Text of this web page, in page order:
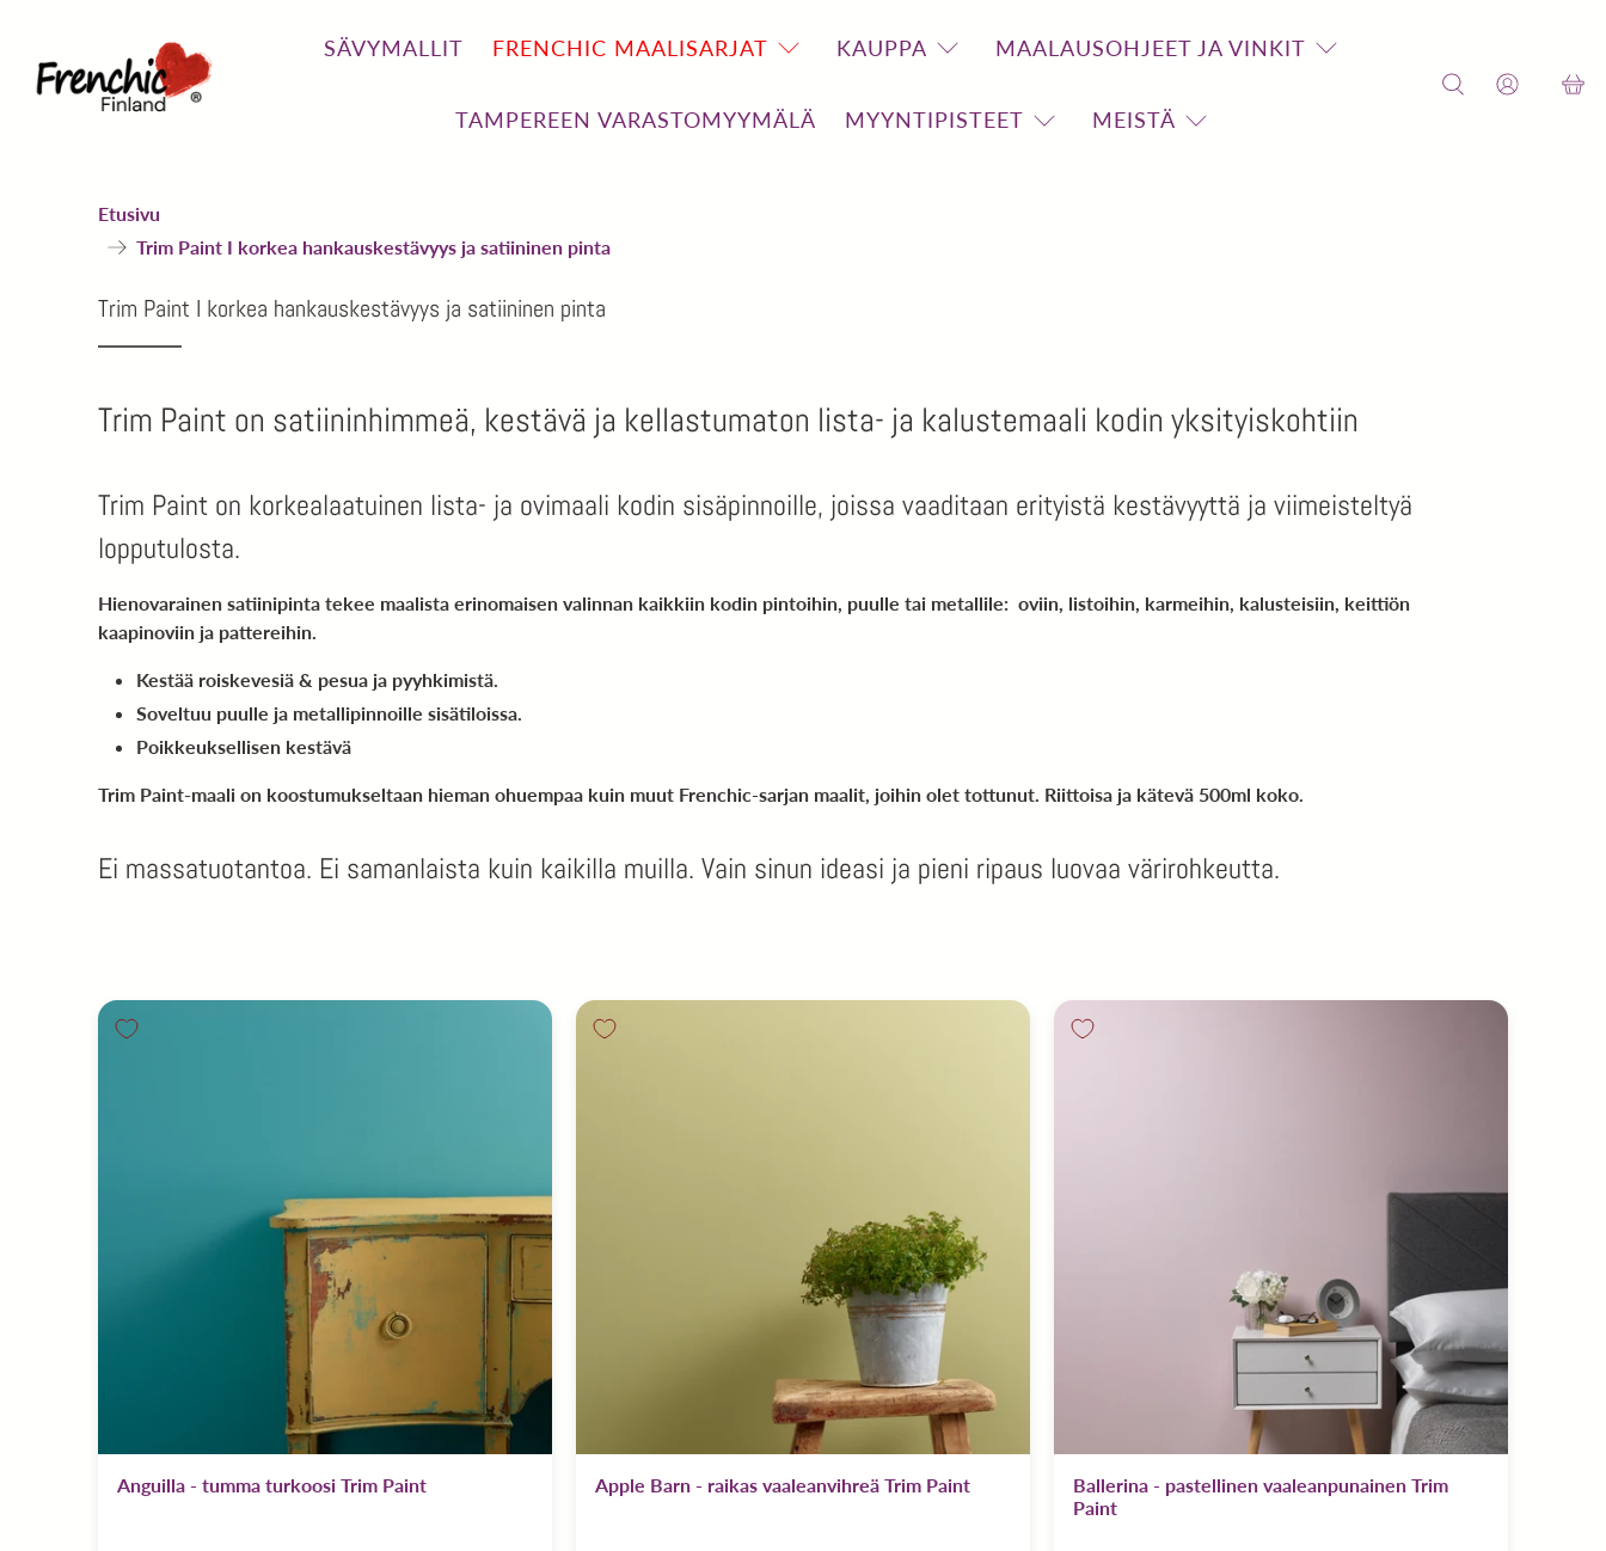
SÄVYMALLIT FRENCHIC MAALISARJAT KAUPPA MAALAUSOHJEET JA VINKIT
TAMPEREEN VARASTOMYYMÄLÄ MYYNTIPISTEET MEISTÄ
Etusivu
Trim Paint I korkea hankauskestävyys ja satiininen pinta
Trim Paint I korkea hankauskestävyys ja satiininen pinta
Trim Paint on satiininhimmeä, kestävä ja kellastumaton lista- ja kalustemaali kodin yksityiskohtiin
Trim Paint on korkealaatuinen lista- ja ovimaali kodin sisäpinnoille, joissa vaaditaan erityistä kestävyyttä ja viimeisteltyä
lopputulosta.
Hienovarainen satiinipinta tekee maalista erinomaisen valinnan kaikkiin kodin pintoihin, puulle tai metallile: oviin, listoihin, karmeihin, kalusteisiin, keittiön
kaapinoviin ja pattereihin.
Kestää roiskevesiä & pesua ja pyyhkimistä.
Soveltuu puulle ja metallipinnoille sisätiloissa.
Poikkeuksellisen kestävä
Trim Paint-maali on koostumukseltaan hieman ohuempaa kuin muut Frenchic-sarjan maalit, joihin olet tottunut. Riittoisa ja kätevä 500ml koko.
Ei massatuotantoa. Ei samanlaista kuin kaikilla muilla. Vain sinun ideasi ja pieni ripaus luovaa värirohkeutta.
Anguilla - tumma turkoosi Trim Paint Apple Barn - raikas vaaleanvihreä Trim Paint
Ballerina - pastellinen vaaleanpunainen Trim
Paint